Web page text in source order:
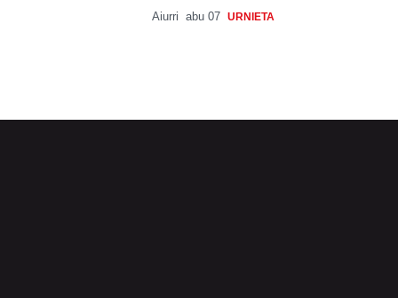
Aiurri abu 07 URNIETA